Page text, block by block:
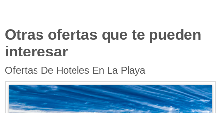
Otras ofertas que te pueden
interesar
Ofertas De Hoteles En La Playa